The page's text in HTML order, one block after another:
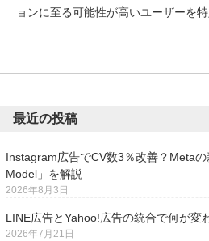
ョンに至る可能性が高いユーザーを
最近の投稿
Instagram広告でCV数3％改善？Meta
Model」を解説
2026年8月3日
LINE広告とYahoo!広告の統合で何が変
2026年7月21日